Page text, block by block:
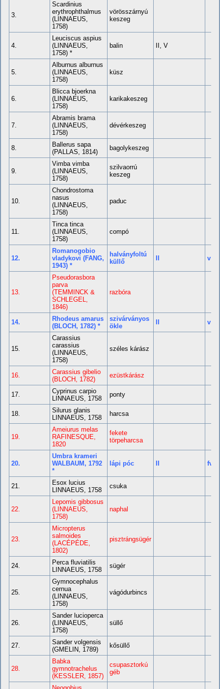
3.
Scardinius
erythrophthalmus
(LINNAEUS,
1758)
vörösszárnyú
keszeg
4.
Leuciscus aspius
(LINNAEUS,
1758) *
balin II, V
5.
Alburnus alburnus
(LINNAEUS,
1758)
küsz
6.
Blicca bjoerkna
(LINNAEUS,
1758)
karikakeszeg
7.
Abramis brama
(LINNAEUS,
1758)
dévérkeszeg
8.
Ballerus sapa
(PALLAS, 1814)
bagolykeszeg
9.
Vimba vimba
(LINNAEUS,
1758)
szilvaorrú
keszeg
10.
Chondrostoma
nasus
(LINNAEUS,
1758)
paduc
11.
Tinca tinca
(LINNAEUS,
1758)
compó
12.
Romanogobio
vladykovi (FANG,
1943) *
halványfoltú
küllő
v
13.
Pseudorasbora
parva
(TEMMINCK &
SCHLEGEL,
1846)
razbóra
14.
Rhodeus amarus
(BLOCH, 1782) *
szivárványos
ökle
v
15.
Carassius
carassius
(LINNAEUS,
1758)
széles kárász
16.
Carassius gibelio
(BLOCH, 1782)
ezüstkárász
17.
Cyprinus carpio
LINNAEUS, 1758
ponty
18.
Silurus glanis
LINNAEUS, 1758
harcsa
19.
Ameiurus melas
RAFINESQUE,
1820
fekete
törpeharcsa
20.
Umbra krameri
WALBAUM, 1792
*
lápi póc fv
21.
Esox lucius
LINNAEUS, 1758
csuka
22.
Lepomis gibbosus
(LINNAEUS,
1758)
naphal
23.
Micropterus
salmoides
(LACÉPÉDE,
1802)
pisztrángsügér
24.
Perca fluviatilis
LINNAEUS, 1758
sügér
25.
Gymnocephalus
cernua
(LINNAEUS,
1758)
vágódurbincs
26.
Sander lucioperca
(LINNAEUS,
1758)
süllő
27.
Sander volgensis
(GMELIN, 1789)
kősüllő
28.
Babka
gymnotrachelus
(KESSLER, 1857)
csupasztorkú
géb